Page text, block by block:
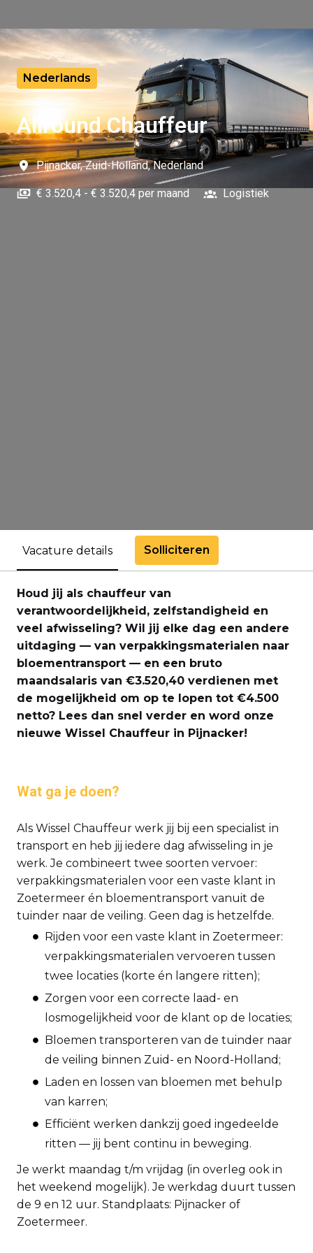
Nederlands
Allround Chauffeur
Pijnacker, Zuid-Holland, Nederland
€ 3.520,4 - € 3.520,4 per maand Logistiek
Vacature details Solliciteren
Houd jij als chauffeur van
verantwoordelijkheid, zelfstandigheid en
veel afwisseling? Wil jij elke dag een andere
uitdaging — van verpakkingsmaterialen naar
bloementransport — en een bruto
maandsalaris van €3.520,40 verdienen met
de mogelijkheid om op te lopen tot €4.500
netto? Lees dan snel verder en word onze
nieuwe Wissel Chauffeur in Pijnacker!
Wat ga je doen?
Als Wissel Chauffeur werk jij bij een specialist in
transport en heb jij iedere dag afwisseling in je
werk. Je combineert twee soorten vervoer:
verpakkingsmaterialen voor een vaste klant in
Zoetermeer én bloementransport vanuit de
tuinder naar de veiling. Geen dag is hetzelfde.
Rijden voor een vaste klant in Zoetermeer:
verpakkingsmaterialen vervoeren tussen
twee locaties (korte én langere ritten);
Zorgen voor een correcte laad- en
losmogelijkheid voor de klant op de locaties;
Bloemen transporteren van de tuinder naar
de veiling binnen Zuid- en Noord-Holland;
Laden en lossen van bloemen met behulp
van karren;
Efficiënt werken dankzij goed ingedeelde
ritten — jij bent continu in beweging.
Je werkt maandag t/m vrijdag (in overleg ook in
het weekend mogelijk). Je werkdag duurt tussen
de 9 en 12 uur. Standplaats: Pijnacker of
Zoetermeer.